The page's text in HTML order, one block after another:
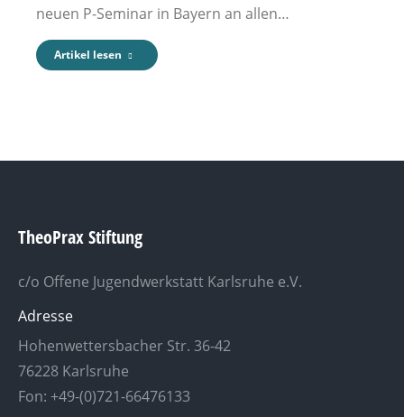
neuen P-Seminar in Bayern an allen…
Artikel lesen
TheoPrax Stiftung
c/o Offene Jugendwerkstatt Karlsruhe e.V.
Adresse
Hohenwettersbacher Str. 36-42
76228 Karlsruhe
Fon: +49-(0)721-66476133